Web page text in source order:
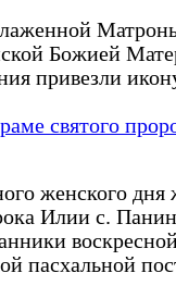
Божией
привезли
святого
женского дня
Илии с.
пасхальной